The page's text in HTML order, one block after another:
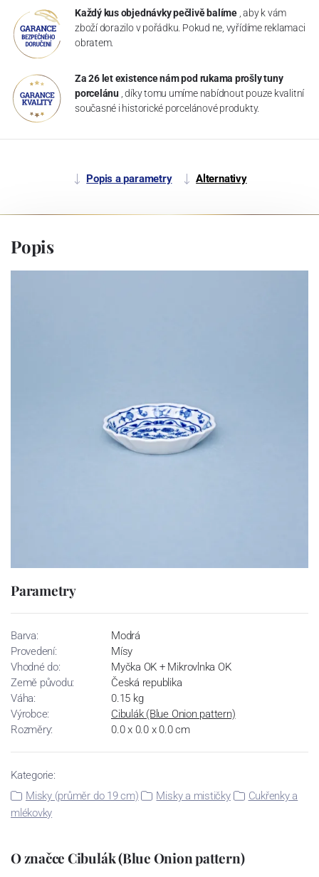
Každý kus objednávky pečlivě balíme , aby k vám
zboží dorazilo v pořádku. Pokud ne, vyřídíme reklamaci
obratem.
Za 26 let existence nám pod rukama prošly tuny
porcelánu , díky tomu umíme nabídnout pouze kvalitní
současné i historické porcelánové produkty.
Popis a parametry Alternativy
Popis
Parametry
Barva:
Modrá
Provedení:
Mísy
Vhodné do:
Myčka OK + Mikrovlnka OK
Země původu:
Česká republika
Váha:
0.15 kg
Výrobce:
Cibulák (Blue Onion pattern)
Rozměry:
0.0 x 0.0 x 0.0 cm
Kategorie:
Misky (průměr do 19 cm)
Misky a mističky
Cukřenky a
mlékovky
O značce Cibulák (Blue Onion pattern)